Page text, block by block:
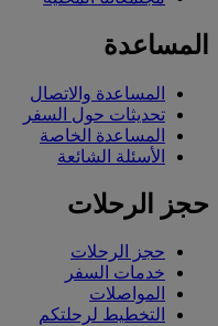
المساعدة
المساعدة والاتصال
تحديثات حول السفر
المساعدة الخاصة
الأسئلة الشائعة
حجز الرحلات
حجز الرحلات
خدمات السفر
المواصلات
التخطيط لرحلتكم